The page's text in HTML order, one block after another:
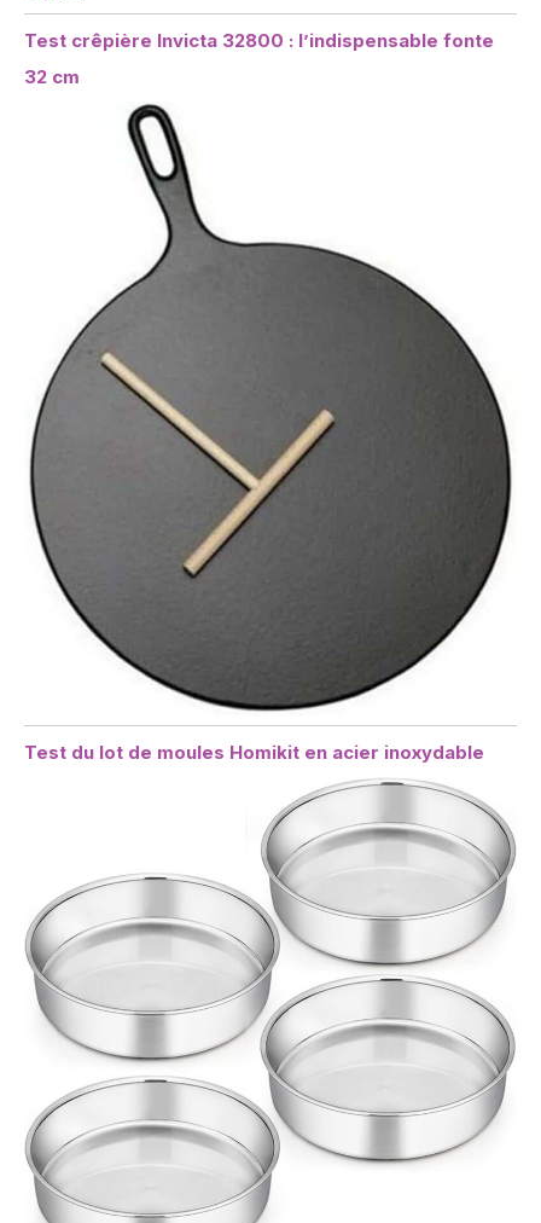
Test crêpière Invicta 32800 : l’indispensable fonte
32 cm
Test du lot de moules Homikit en acier inoxydable